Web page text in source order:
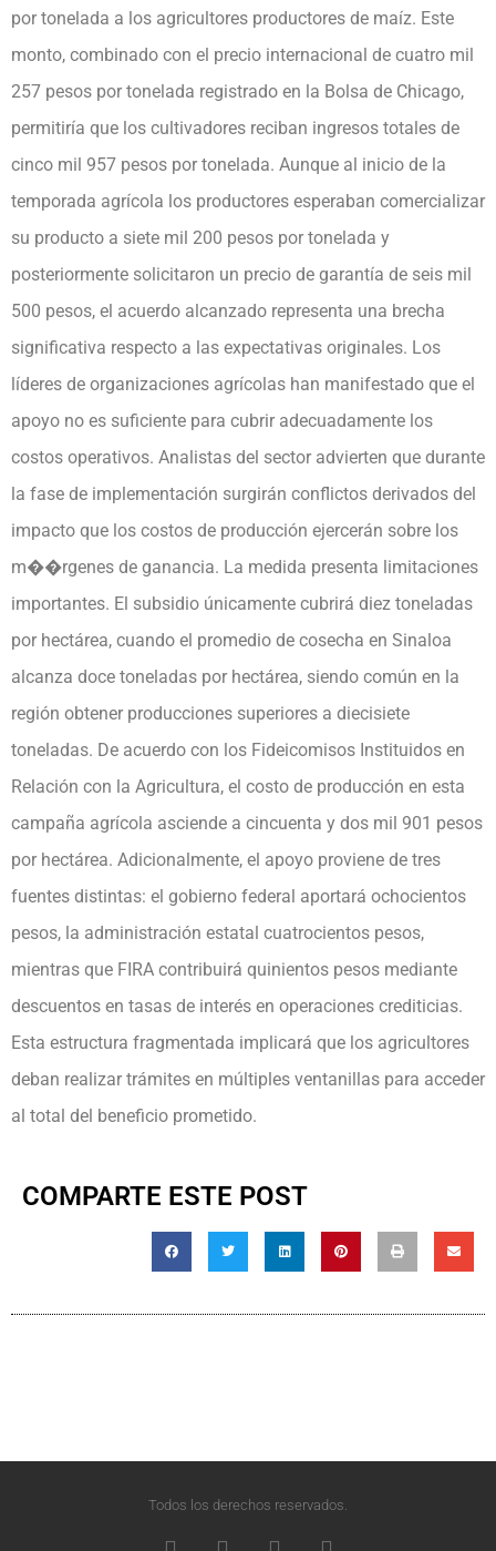
por tonelada a los agricultores productores de maíz. Este
monto, combinado con el precio internacional de cuatro mil
257 pesos por tonelada registrado en la Bolsa de Chicago,
permitiría que los cultivadores reciban ingresos totales de
cinco mil 957 pesos por tonelada. Aunque al inicio de la
temporada agrícola los productores esperaban comercializar
su producto a siete mil 200 pesos por tonelada y
posteriormente solicitaron un precio de garantía de seis mil
500 pesos, el acuerdo alcanzado representa una brecha
significativa respecto a las expectativas originales. Los
líderes de organizaciones agrícolas han manifestado que el
apoyo no es suficiente para cubrir adecuadamente los
costos operativos. Analistas del sector advierten que durante
la fase de implementación surgirán conflictos derivados del
impacto que los costos de producción ejercerán sobre los
m��rgenes de ganancia. La medida presenta limitaciones
importantes. El subsidio únicamente cubrirá diez toneladas
por hectárea, cuando el promedio de cosecha en Sinaloa
alcanza doce toneladas por hectárea, siendo común en la
región obtener producciones superiores a diecisiete
toneladas. De acuerdo con los Fideicomisos Instituidos en
Relación con la Agricultura, el costo de producción en esta
campaña agrícola asciende a cincuenta y dos mil 901 pesos
por hectárea. Adicionalmente, el apoyo proviene de tres
fuentes distintas: el gobierno federal aportará ochocientos
pesos, la administración estatal cuatrocientos pesos,
mientras que FIRA contribuirá quinientos pesos mediante
descuentos en tasas de interés en operaciones crediticias.
Esta estructura fragmentada implicará que los agricultores
deban realizar trámites en múltiples ventanillas para acceder
al total del beneficio prometido.
COMPARTE ESTE POST
Todos los derechos reservados.